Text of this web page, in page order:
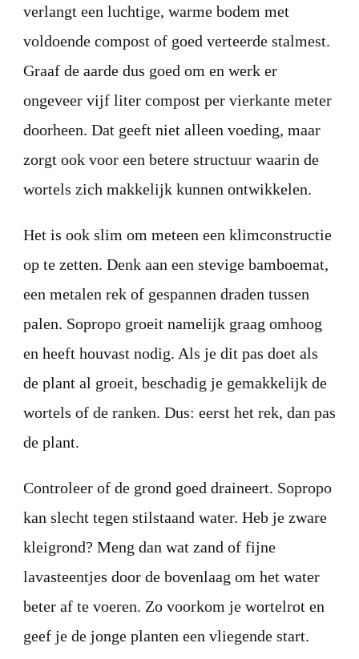
verlangt een luchtige, warme bodem met
voldoende compost of goed verteerde stalmest.
Graaf de aarde dus goed om en werk er
ongeveer vijf liter compost per vierkante meter
doorheen. Dat geeft niet alleen voeding, maar
zorgt ook voor een betere structuur waarin de
wortels zich makkelijk kunnen ontwikkelen.
Het is ook slim om meteen een klimconstructie
op te zetten. Denk aan een stevige bamboemat,
een metalen rek of gespannen draden tussen
palen. Sopropo groeit namelijk graag omhoog
en heeft houvast nodig. Als je dit pas doet als
de plant al groeit, beschadig je gemakkelijk de
wortels of de ranken. Dus: eerst het rek, dan pas
de plant.
Controleer of de grond goed draineert. Sopropo
kan slecht tegen stilstaand water. Heb je zware
kleigrond? Meng dan wat zand of fijne
lavasteentjes door de bovenlaag om het water
beter af te voeren. Zo voorkom je wortelrot en
geef je de jonge planten een vliegende start.